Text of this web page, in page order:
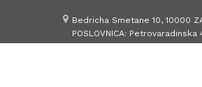
Bedricha Smetane 10, 10000
POSLOVNICA: Petrovaradinska